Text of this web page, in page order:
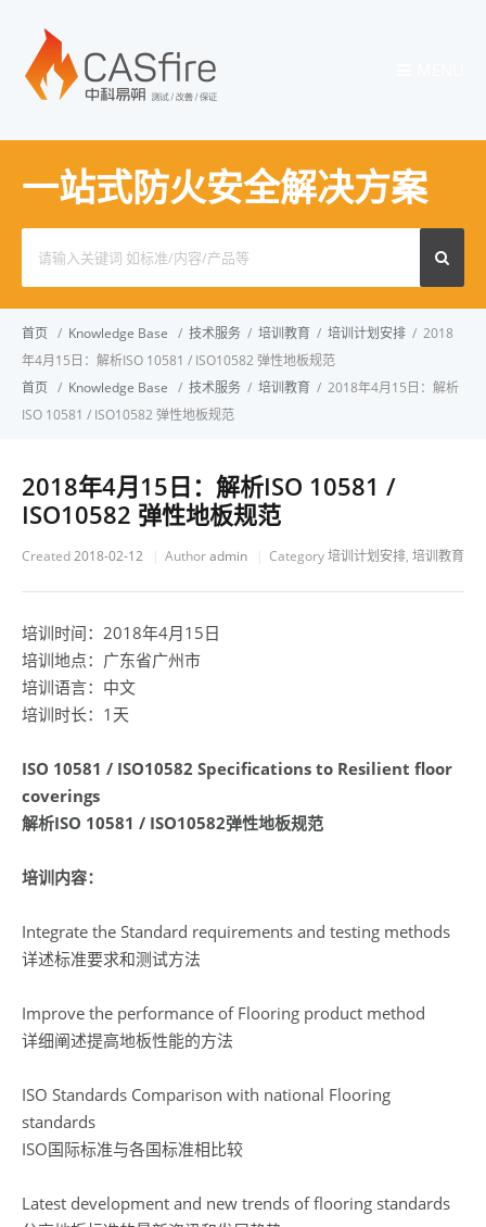
一站式防火安全解决方案
for:
首页 / Knowledge Base / 技术服务 / 培训教育 / 培训计划安排 / 2018
年4月15日：解析ISO 10581 / ISO10582 弹性地板规范
首页 / Knowledge Base / 技术服务 / 培训教育 / 2018年4月15日：解析
ISO 10581 / ISO10582 弹性地板规范
2018年4月15日：解析ISO 10581 /
ISO10582 弹性地板规范
Created2018-02-12 Authoradmin Category培训计划安排, 培训教育
培训时间：2018年4月15日
培训地点：广东省广州市
培训语言：中文
培训时长：1天
ISO 10581 / ISO10582 Specifications to Resilient floor
coverings
解析ISO 10581 / ISO10582弹性地板规范
培训内容：
Integrate the Standard requirements and testing methods
详述标准要求和测试方法
Improve the performance of Flooring product method
详细阐述提高地板性能的方法
ISO Standards Comparison with national Flooring
standards
ISO国际标准与各国标准相比较
Latest development and new trends of flooring standards